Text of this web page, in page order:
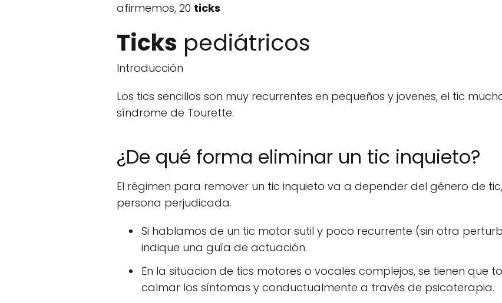
afirmemos, 20 ticks
Ticks pediátricos
Introducción
Los tics sencillos son muy recurrentes en pequeños y jovenes, el tic
síndrome de Tourette.
¿De qué forma eliminar un tic inquieto?
El régimen para remover un tic inquieto va a depender del género de
persona perjudicada.
Si hablamos de un tic motor sutil y poco recurrente (sin otra
indique una guía de actuación.
En la situacion de tics motores o vocales complejos, se tienen que
calmar los síntomas y conductualmente a través de psicoterapia.